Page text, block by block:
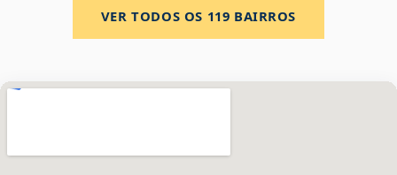
VER TODOS OS 119 BAIRROS